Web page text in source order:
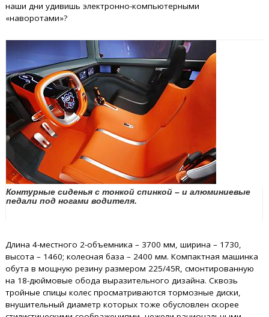
наши дни удивишь электронно-компьютерными
«наворотами»?
Контурные сиденья с тонкой спинкой – и алюминиевые
педали под ногами водителя.
Длина 4-местного 2-объемника – 3700 мм, ширина – 1730,
высота – 1460; колесная база – 2400 мм. Компактная машинка
обута в мощную резину размером 225/45R, смонтированную
на 18-дюймовые обода выразительного дизайна. Сквозь
тройные спицы колес просматриваются тормозные диски,
внушительный диаметр которых тоже обусловлен скорее